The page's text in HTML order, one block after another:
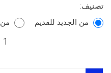
تصنيف:
من الجديد للقديم
من
1 بنود